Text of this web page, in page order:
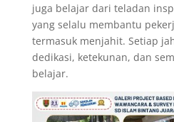
juga belajar dari teladan
yang selalu membantu
termasuk menjahit. Setiap
dedikasi, ketekunan, dan
belajar.